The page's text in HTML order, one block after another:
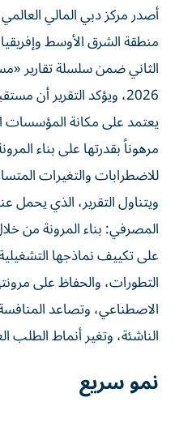
أصدر مركز دبي المالي
منطقة الشرق الأوسط
الثاني ضمن سلسلة تقارير
2026، ويؤكد التقرير أن
يعتمد على مكانة المؤسسات
مرهوناً بقدرتها على بناء
للاضطرابات والتغيرات
ويتناول التقرير، الذي يحمل
المصرفي: بناء المرونة من
على تكييف نماذجها
التطورات، والحفاظ على
الاصطناعي، وتصاعد
الناشئة، وتغير أنماط الطلب
نمو سريع